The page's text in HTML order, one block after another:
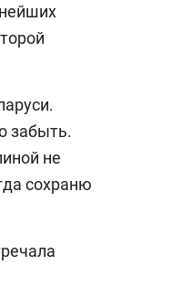
забыть.
не
сохраню
редакции
России:
Артамонова-Эстес –